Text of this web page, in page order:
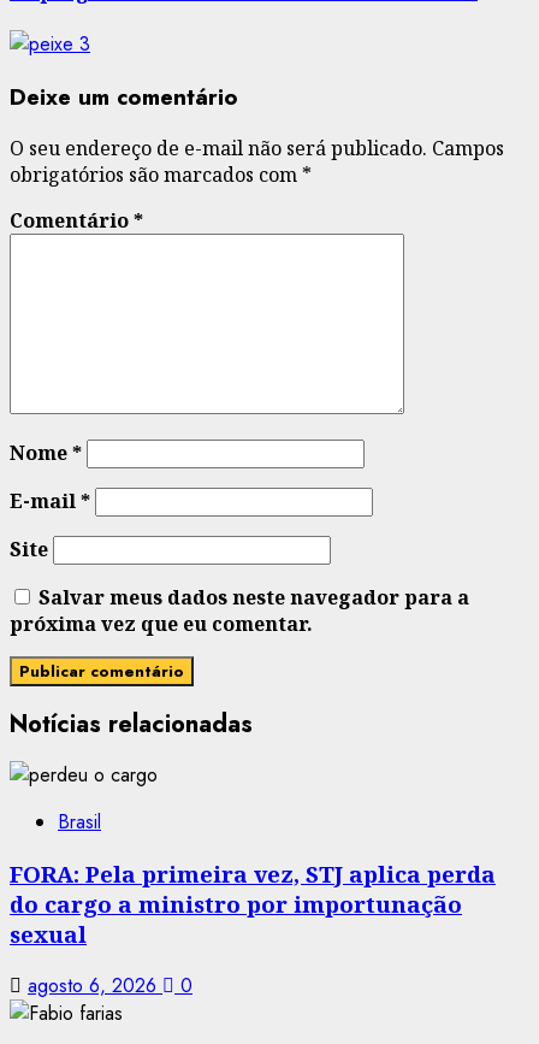
Deixe um comentário
O seu endereço de e-mail não será publicado. Campos
obrigatórios são marcados com *
Comentário*
Nome*
E-mail*
Site
Salvar meus dados neste navegador para a
próxima vez que eu comentar.
Notícias relacionadas
Brasil
FORA: Pela primeira vez, STJ aplica perda
do cargo a ministro por importunação
sexual
agosto 6, 2026 0